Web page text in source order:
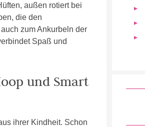
außen rotiert bei
die den
zum Ankurbeln der
Spaß und
und Smart
ihrer Kindheit. Schon